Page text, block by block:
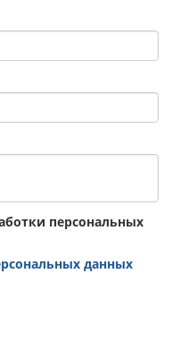
персональных
данных